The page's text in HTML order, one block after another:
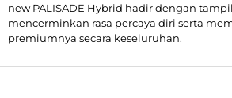
new PALISADE Hybrid hadir dengan
mencerminkan rasa percaya diri serta
premiumnya secara keseluruhan.